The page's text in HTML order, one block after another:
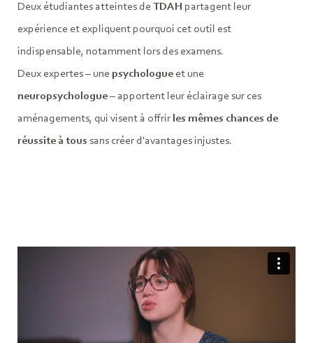
Deux étudiantes atteintes deTDAH partagent leur
expérience et expliquent pourquoi cet outil est
indispensable, notamment lors des examens.
Deux expertes – une psychologue et une
neuropsychologue– apportent leur éclairage sur ces
aménagements, qui visent à offrir les mêmes chances de
réussite à tous sans créer d'avantages injustes.